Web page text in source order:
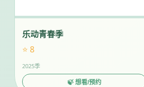
乐动青春季
⭐ 8
2025季
🍃 想看/预约